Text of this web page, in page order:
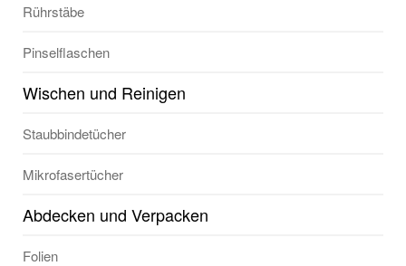
Rührstäbe
Pinselflaschen
Wischen und Reinigen
Staubbindetücher
Mikrofasertücher
Abdecken und Verpacken
Folien